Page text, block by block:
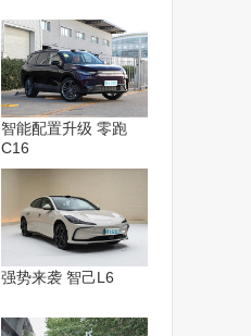
智能配置升级 零跑
C16
强势来袭 智己L6